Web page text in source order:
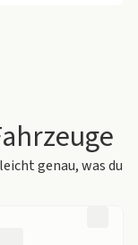
genau, was du